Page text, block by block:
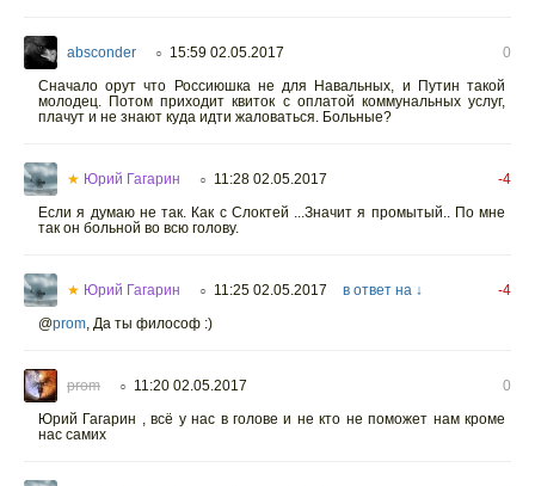
absconder ○ 15:59 02.05.2017
0
Сначало орут что Россиюшка не для Навальных, и Путин такой
молодец. Потом приходит квиток с оплатой коммунальных услуг,
плачут и не знают куда идти жаловаться. Больные?
★ Юрий Гагарин ○ 11:28 02.05.2017
-4
Если я думаю не так. Как с Слоктей ...Значит я промытый.. По мне
так он больной во всю голову.
★ Юрий Гагарин ○ 11:25 02.05.2017 в ответ на ↓
-4
@prom Да ты философ :)
prom ○ 11:20 02.05.2017
0
Юрий Гагарин , всё у нас в голове и не кто не поможет нам кроме
нас самих